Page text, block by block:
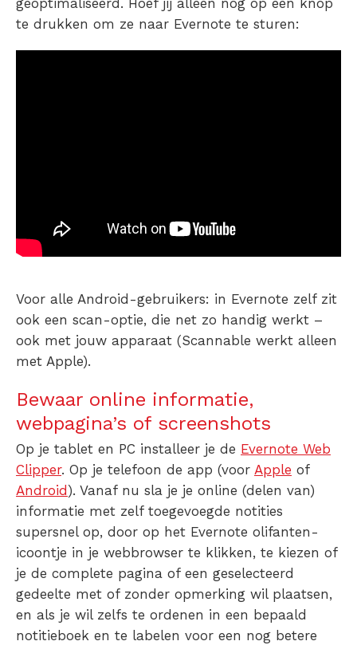
te drukken om ze naar Evernote te sturen:
Voor alle Android-gebruikers: in Evernote zelf zit
ook een scan-optie, die net zo handig werkt –
ook met jouw apparaat (Scannable werkt alleen
met Apple).
Bewaar online informatie,
webpagina’s of screenshots
Op je tablet en PC installeer je de Evernote Web
Clipper. Op je telefoon de app (voor Apple of
Android ). Vanaf nu sla je je online (delen van)
informatie met zelf toegevoegde notities
supersnel op, door op het Evernote olifanten-
icoontje in je webbrowser te klikken, te kiezen of
je de complete pagina of een geselecteerd
gedeelte met of zonder opmerking wil plaatsen,
en als je wil zelfs te ordenen in een bepaald
notitieboek en te labelen voor een nog betere